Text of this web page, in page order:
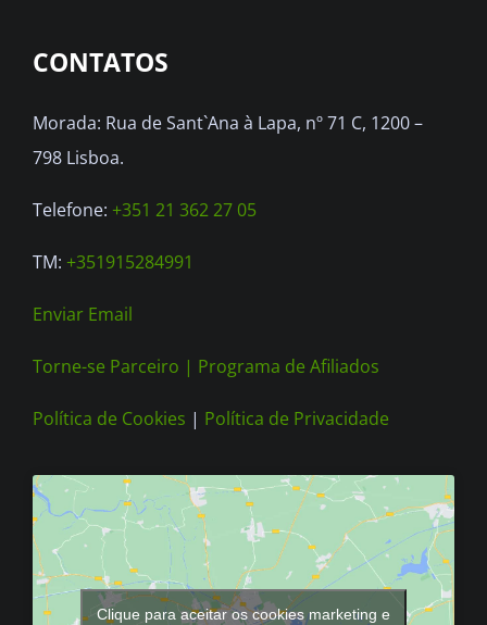
may
chosen
on
the
page
CONTATOS
Morada: Rua de Sant`Ana à Lapa, nº 71 C, 1200 –
798 Lisboa.
Telefone: +351 21 362 27 05
TM: +351915284991
Enviar Email
Torne-se Parceiro | Programa de Afiliados
Política de Cookies | Política de Privacidade
Clique para aceitar os cookies marketing e